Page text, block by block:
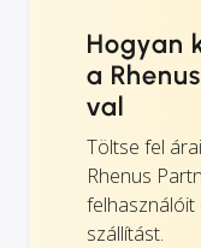
Hogyan
a
val
Töltse fel
Rhenus
felhasználóit
szállítást.